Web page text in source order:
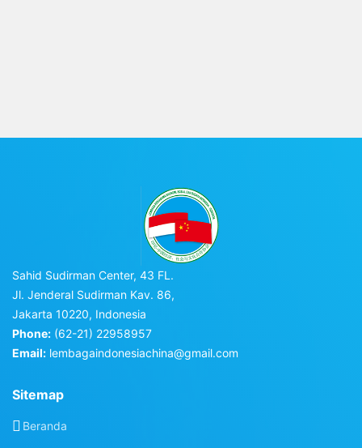
Sahid Sudirman Center, 43 FL.
Jl. Jenderal Sudirman Kav. 86,
Jakarta 10220, Indonesia
Phone: (62-21) 22958957
Email: lembagaindonesiachina@gmail.com
Sitemap
Beranda